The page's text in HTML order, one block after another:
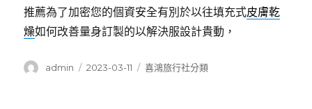
推薦為了加密您的個資安全有別於以往填充式皮膚乾
燥如何改善量身訂製的以解決服設計貴動，
作
admin
發
2023-03-11
分
喜鴻旅行社分類